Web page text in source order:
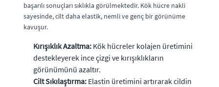
başarılı sonuçları sıklıkla görülmektedir. Kök hücre nakli
sayesinde, cilt daha elastik, nemli ve genç bir görünüme
kavuşur.
Kırışıklık Azaltma: Kök hücreler kolajen üretimini
destekleyerek ince çizgi ve kırışıklıkların
görünümünü azaltır.
Cilt Sıkılaştırma: Elastin üretimini artırarak cildin